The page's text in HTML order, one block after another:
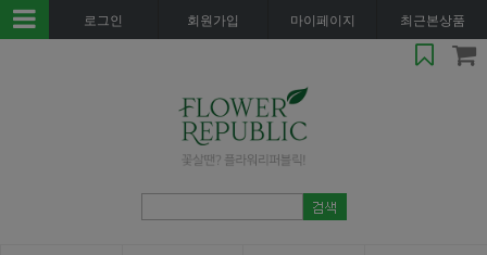
로그인 회원가입 마이페이지 최근본상품